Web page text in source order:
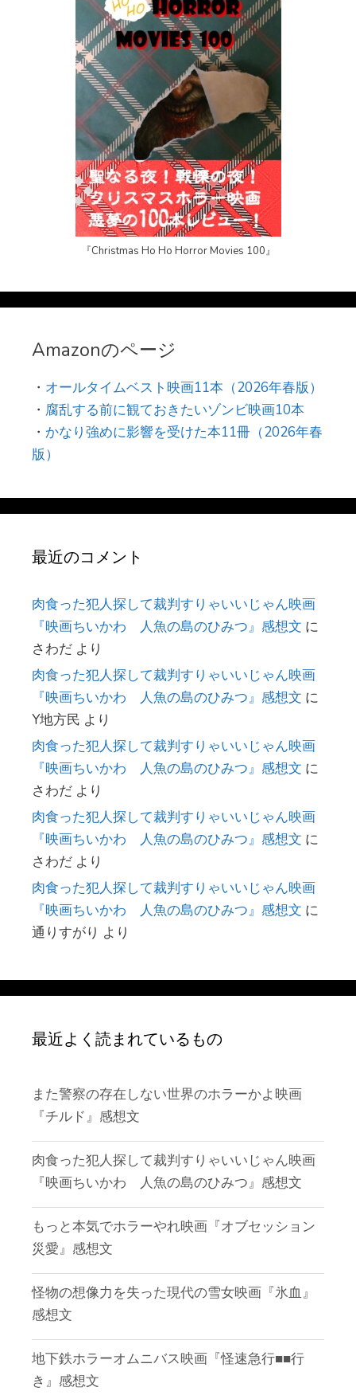
『Christmas Ho Ho Horror Movies 100』
Amazonのページ
・ オールタイムベスト映画11本（2026年春版）
・ 腐乱する前に観ておきたいゾンビ映画10本
・ かなり強めに影響を受けた本11冊（2026年春
版）
最近のコメント
肉食った犯人探して裁判すりゃいいじゃん映画
『映画ちいかわ 人魚の島のひみつ』感想文 に
さわだ より
肉食った犯人探して裁判すりゃいいじゃん映画
『映画ちいかわ 人魚の島のひみつ』感想文 に
Y地方民 より
肉食った犯人探して裁判すりゃいいじゃん映画
『映画ちいかわ 人魚の島のひみつ』感想文 に
さわだ より
肉食った犯人探して裁判すりゃいいじゃん映画
『映画ちいかわ 人魚の島のひみつ』感想文 に
さわだ より
肉食った犯人探して裁判すりゃいいじゃん映画
『映画ちいかわ 人魚の島のひみつ』感想文 に
通りすがり より
最近よく読まれているもの
また警察の存在しない世界のホラーかよ映画
『チルド』感想文
肉食った犯人探して裁判すりゃいいじゃん映画
『映画ちいかわ 人魚の島のひみつ』感想文
もっと本気でホラーやれ映画『オブセッション
災愛』感想文
怪物の想像力を失った現代の雪女映画『氷血』
感想文
地下鉄ホラーオムニバス映画『怪速急行■■行
き』感想文